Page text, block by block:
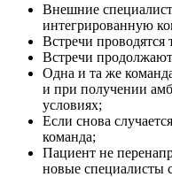
Внешние
интегрированную
Встречи проводятся
Встречи
Одна и та же
и при получении
условиях;
Если снова
команда;
Пациент не
новые специалисты